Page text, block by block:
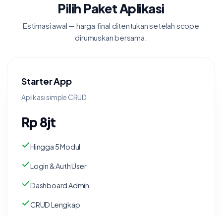
Pilih Paket Aplikasi
Estimasi awal — harga final ditentukan setelah scope
dirumuskan bersama.
Starter App
Aplikasi simple CRUD
Rp 8jt
Hingga 5 Modul
Login & Auth User
Dashboard Admin
CRUD Lengkap